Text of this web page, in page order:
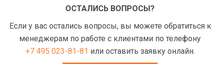
ОСТАЛИСЬ ВОПРОСЫ?
Если у вас остались вопросы, вы можете обратиться к
менеджерам по работе с клиентами по телефону
+7 495 023-81-81 или оставить заявку онлайн.